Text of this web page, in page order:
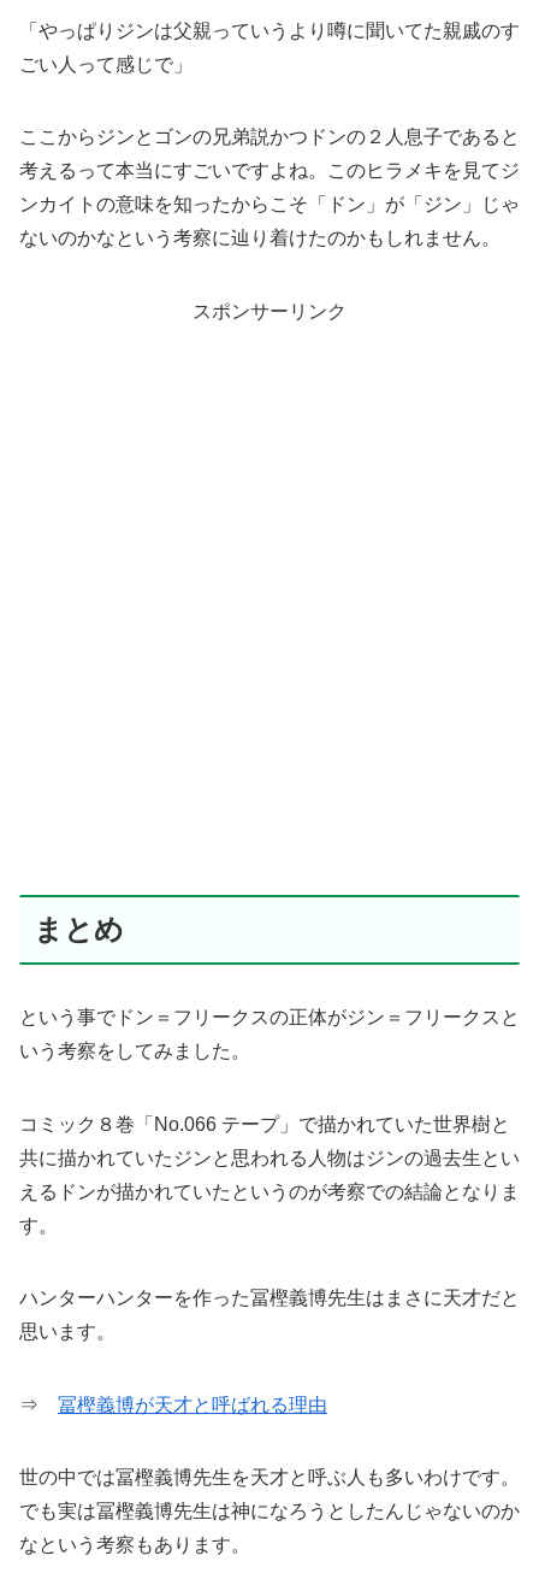
「やっぱりジンは父親っていうより噂に聞いてた親戚のす
ごい人って感じで」
ここからジンとゴンの兄弟説かつドンの２人息子であると
考えるって本当にすごいですよね。このヒラメキを見てジ
ンカイトの意味を知ったからこそ「ドン」が「ジン」じゃ
ないのかなという考察に辿り着けたのかもしれません。
スポンサーリンク
まとめ
という事でドン＝フリークスの正体がジン＝フリークスと
いう考察をしてみました。
コミック８巻「No.066 テープ」で描かれていた世界樹と
共に描かれていたジンと思われる人物はジンの過去生とい
えるドンが描かれていたというのが考察での結論となりま
す。
ハンターハンターを作った冨樫義博先生はまさに天才だと
思います。
⇒ 冨樫義博が天才と呼ばれる理由
世の中では冨樫義博先生を天才と呼ぶ人も多いわけです。
でも実は冨樫義博先生は神になろうとしたんじゃないのか
なという考察もあります。